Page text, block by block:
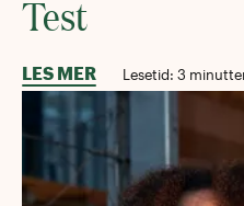
Test
LES MER Lesetid: 3